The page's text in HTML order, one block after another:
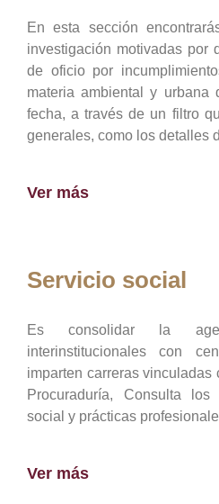
En esta sección
investigación motivadas por
de oficio por
materia ambiental y
fecha, a través de un filtro
generales, como los detalles
Ver más
Servicio social
Es consolidar la
interinstitucionales con
imparten carreras
Procuraduría, Consulta
social y prácticas
Ver más